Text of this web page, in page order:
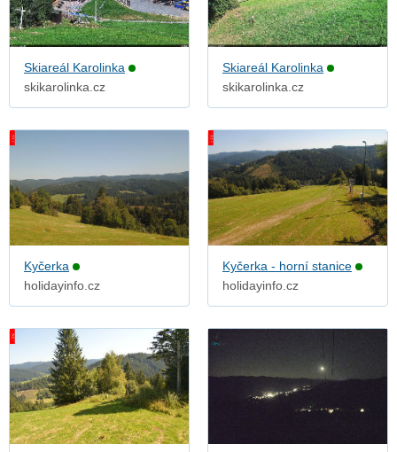
Skiareál Karolinka
skikarolinka.cz
Skiareál Karolinka
skikarolinka.cz
Kyčerka
holidayinfo.cz
Kyčerka - horní stanice
holidayinfo.cz